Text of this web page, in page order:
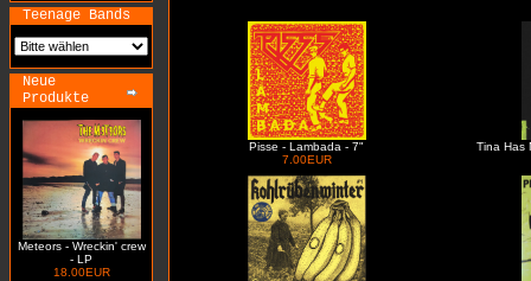
Teenage Bands
Neue
Produkte
Meteors - Wreckin' crew
- LP
18.00EUR
Pisse - Lambada - 7"
7.00EUR
Tina Has